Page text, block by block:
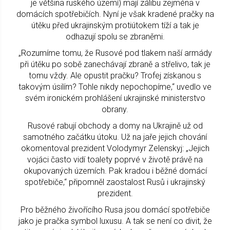
je většina ruského území) mají zálibu zejména v
domácích spotřebičích. Nyní je však kradené pračky na
útěku před ukrajinským protiútokem tíží a tak je
odhazují spolu se zbraněmi.
„Rozumíme tomu, že Rusové pod tlakem naší armády
při útěku po sobě zanechávají zbraně a střelivo, tak je
tomu vždy. Ale opustit pračku? Trofej získanou s
takovým úsilím? Tohle nikdy nepochopíme,“ uvedlo ve
svém ironickém prohlášení ukrajinské ministerstvo
obrany.
Rusové rabují obchody a domy na Ukrajině už od
samotného začátku útoku. Už na jaře jejich chování
okomentoval prezident Volodymyr Zelenskyj: „Jejich
vojáci často vidí toalety poprvé v životě právě na
okupovaných územích. Pak kradou i běžné domácí
spotřebiče,“ připomněl zaostalost Rusů i ukrajinský
prezident.
Pro běžného živořícího Rusa jsou domácí spotřebiče
jako je pračka symbol luxusu. A tak se není co divit, že